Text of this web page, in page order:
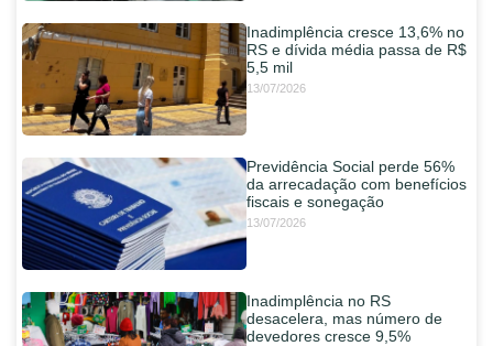
Inadimplência cresce 13,6% no
RS e dívida média passa de R$
5,5 mil
13/07/2026
Previdência Social perde 56%
da arrecadação com benefícios
fiscais e sonegação
13/07/2026
Inadimplência no RS
desacelera, mas número de
devedores cresce 9,5%